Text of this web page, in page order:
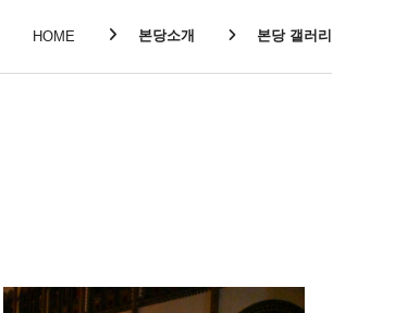
HOME 본당소개 본당 갤러리